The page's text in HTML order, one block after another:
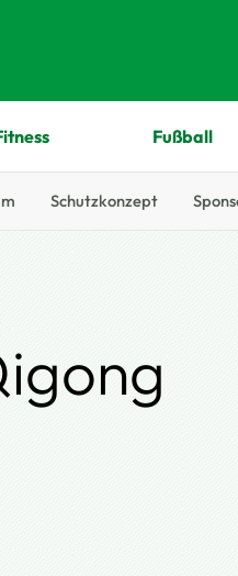
Fußball
Schutzkonzept